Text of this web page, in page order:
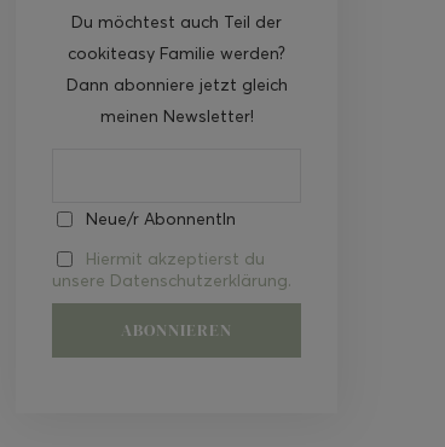
Du möchtest auch Teil der
cookiteasy Familie werden?
Dann abonniere jetzt gleich
meinen Newsletter!
Neue/r AbonnentIn
Hiermit akzeptierst du
unsere Datenschutzerklärung.